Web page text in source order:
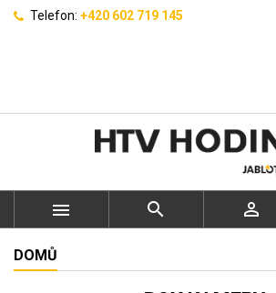
Telefon: +420 602 719 145
  
DOMŮ